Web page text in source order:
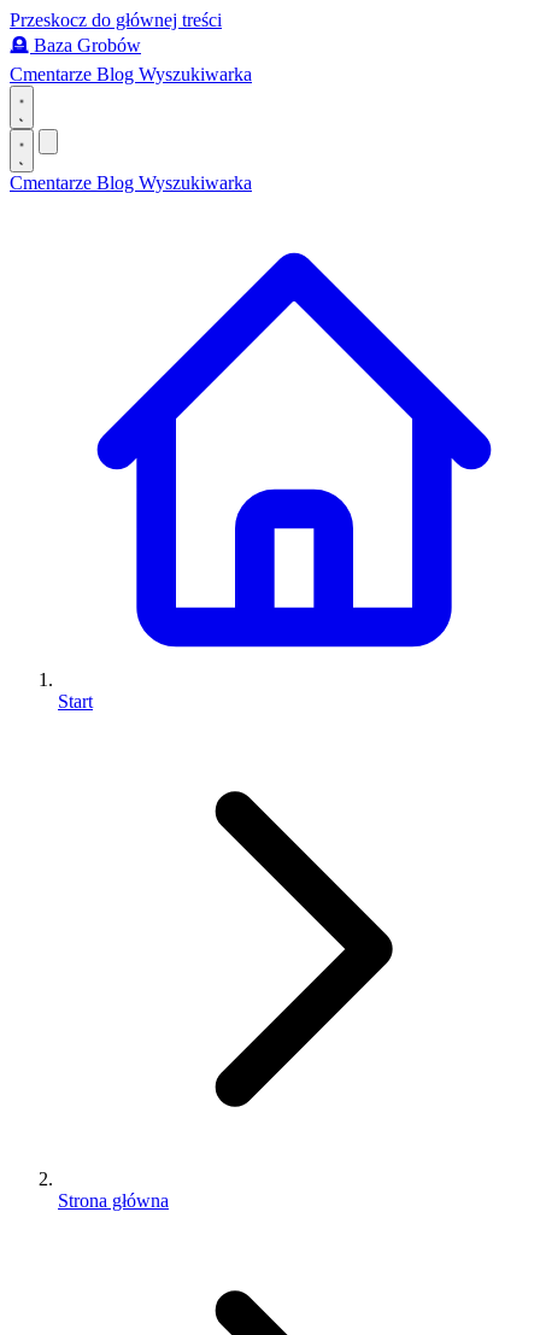
Przeskocz do głównej treści
🪦 Baza Grobów
Cmentarze Blog Wyszukiwarka
Cmentarze Blog Wyszukiwarka
Start
Strona główna